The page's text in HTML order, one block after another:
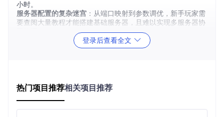
小时。
服务器配置的复杂迷宫 ：从端口映射到参数调优，新手玩家需
要查阅大量教程才能搭建基础服务器，且难以实现多服务器协
跨设备同步的重复劳动：在家用电脑、笔记本和Steam Deck
间切换时，需要重复配置MOD组合和游戏设置，破坏游戏体
TEKLauncher通过"智能检测-集中控制-无缝同步"的一体化解
决方案，将原本需要专业知识的ARK管理工作转化为直观的可
视化操作。其核心优势在于：
登录后查看全文
热门项目推荐相关项目推荐